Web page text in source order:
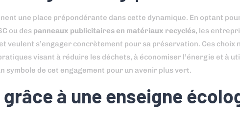
une place prépondérante dans cette dynamique. En optant
ou des panneaux publicitaires en matériaux recyclés, les
veulent s’engager concrètement pour sa préservation. Ces choix
visant à réduire les déchets, à économiser l’énergie et à
symbole de cet engagement pour un avenir plus vert.
à une enseigne